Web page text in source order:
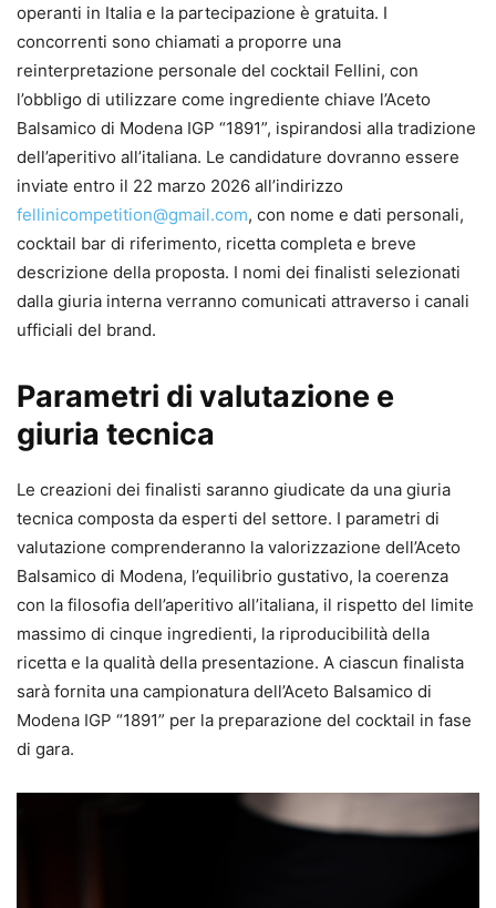
operanti in Italia e la partecipazione è gratuita. I
concorrenti sono chiamati a proporre una
reinterpretazione personale del cocktail Fellini, con
l’obbligo di utilizzare come ingrediente chiave l’Aceto
Balsamico di Modena IGP “1891”, ispirandosi alla tradizione
dell’aperitivo all’italiana. Le candidature dovranno essere
inviate entro il 22 marzo 2026 all’indirizzo
fellinicompetition@gmail.com, con nome e dati personali,
cocktail bar di riferimento, ricetta completa e breve
descrizione della proposta. I nomi dei finalisti selezionati
dalla giuria interna verranno comunicati attraverso i canali
ufficiali del brand.
Parametri di valutazione e
giuria tecnica
Le creazioni dei finalisti saranno giudicate da una giuria
tecnica composta da esperti del settore. I parametri di
valutazione comprenderanno la valorizzazione dell’Aceto
Balsamico di Modena, l’equilibrio gustativo, la coerenza
con la filosofia dell’aperitivo all’italiana, il rispetto del limite
massimo di cinque ingredienti, la riproducibilità della
ricetta e la qualità della presentazione. A ciascun finalista
sarà fornita una campionatura dell’Aceto Balsamico di
Modena IGP “1891” per la preparazione del cocktail in fase
di gara.